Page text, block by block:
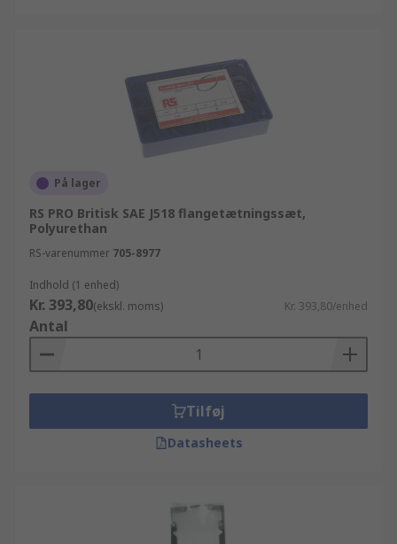
På lager
RS PRO Britisk SAE J518 flangetætningssæt,
Polyurethan
RS-varenummer 705-8977
Indhold (1 enhed)
Kr. 393,80(ekskl. moms) Kr. 393,80/enhed
Antal
Tilføj
Datasheets